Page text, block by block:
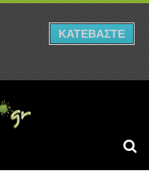
Ρεπορτάζ
ΚΑΤΕΒΑΣΤΕ